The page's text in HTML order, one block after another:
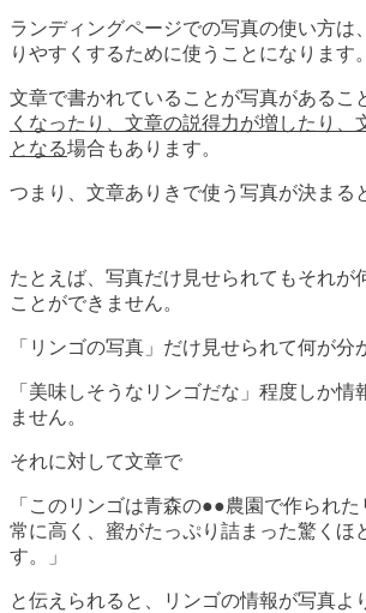
ランディングページでの写真の使い方は
りやすくするために使うことになります。
文章で書かれていることが写真があるこ
くなったり、文章の説得力が増したり、
となる場合もあります。
つまり、文章ありきで使う写真が決まる
たとえば、写真だけ見せられてもそれが
ことができません。
「リンゴの写真」だけ見せられて何が分
「美味しそうなリンゴだな」程度しか情
ません。
それに対して文章で
「このリンゴは青森の●●農園で作られ
常に高く、蜜がたっぷり詰まった驚くほ
す。」
と伝えられると、リンゴの情報が写真よ